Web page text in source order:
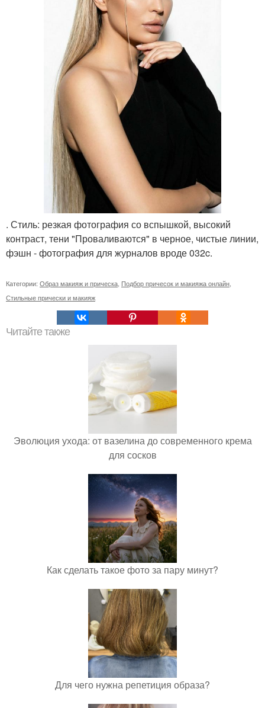
. Стиль: резкая фотография со вспышкой, высокий
контраст, тени "Проваливаются" в черное, чистые линии,
фэшн - фотография для журналов вроде 032c.
Категории: Образ макияж и прическа Подбор причесок и макияжа онлайн
Стильные прически и макияж
Читайте также
Эволюция ухода: от вазелина до современного крема
для сосков
Как сделать такое фото за пару минут?
Для чего нужна репетиция образа?